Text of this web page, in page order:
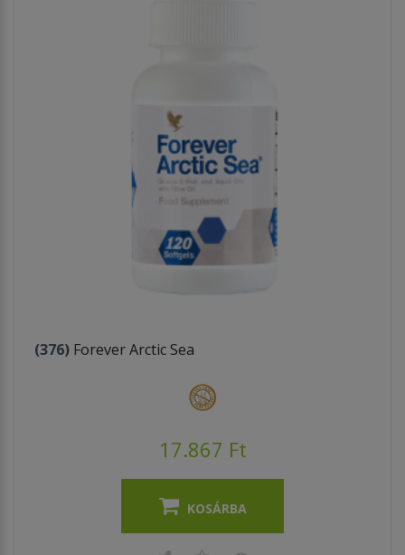
(376) Forever Arctic Sea
17.867 Ft
KOSÁRBA